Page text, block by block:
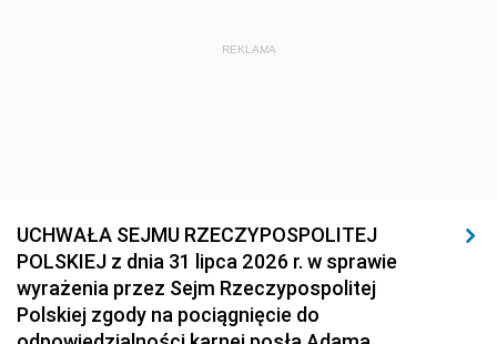
REKLAMA
UCHWAŁA SEJMU RZECZYPOSPOLITEJ
POLSKIEJ z dnia 31 lipca 2026 r. w sprawie
wyrażenia przez Sejm Rzeczypospolitej
Polskiej zgody na pociągnięcie do